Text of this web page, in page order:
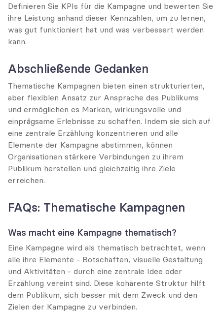
Definieren Sie KPIs für die Kampagne und bewerten Sie
ihre Leistung anhand dieser Kennzahlen, um zu lernen,
was gut funktioniert hat und was verbessert werden
kann.
Abschließende Gedanken
Thematische Kampagnen bieten einen strukturierten,
aber flexiblen Ansatz zur Ansprache des Publikums
und ermöglichen es Marken, wirkungsvolle und
einprägsame Erlebnisse zu schaffen. Indem sie sich auf
eine zentrale Erzählung konzentrieren und alle
Elemente der Kampagne abstimmen, können
Organisationen stärkere Verbindungen zu ihrem
Publikum herstellen und gleichzeitig ihre Ziele
erreichen.
FAQs: Thematische Kampagnen
Was macht eine Kampagne thematisch?
Eine Kampagne wird als thematisch betrachtet, wenn
alle ihre Elemente - Botschaften, visuelle Gestaltung
und Aktivitäten - durch eine zentrale Idee oder
Erzählung vereint sind. Diese kohärente Struktur hilft
dem Publikum, sich besser mit dem Zweck und den
Zielen der Kampagne zu verbinden.